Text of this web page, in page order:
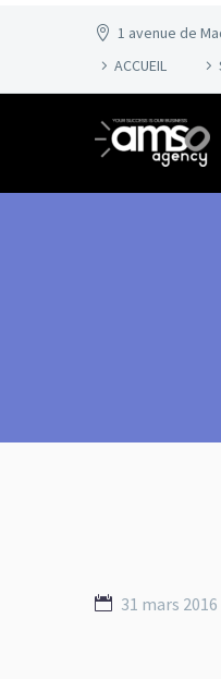
1 avenue de
ACCUEIL
31 mars 2016